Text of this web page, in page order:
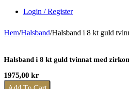
Login / Register
Hem/Halsband/Halsband i 8 kt guld
Halsband i 8 kt guld tvinnat med
1975,00 kr